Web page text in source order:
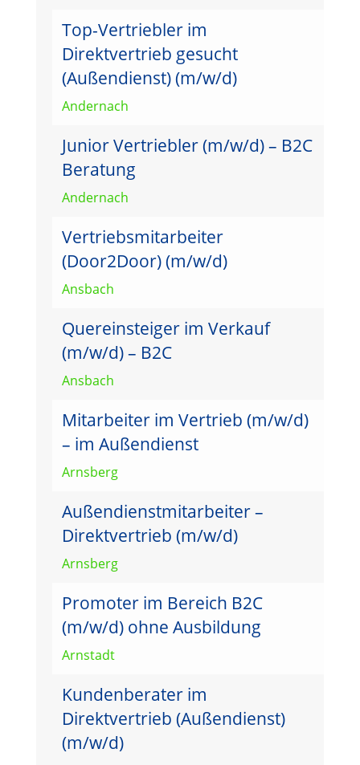
Top-Vertriebler im
Direktvertrieb gesucht
(Außendienst) (m/w/d)
Andernach
Junior Vertriebler (m/w/d) – B2C
Beratung
Andernach
Vertriebsmitarbeiter
(Door2Door) (m/w/d)
Ansbach
Quereinsteiger im Verkauf
(m/w/d) – B2C
Ansbach
Mitarbeiter im Vertrieb (m/w/d)
– im Außendienst
Arnsberg
Außendienstmitarbeiter –
Direktvertrieb (m/w/d)
Arnsberg
Promoter im Bereich B2C
(m/w/d) ohne Ausbildung
Arnstadt
Kundenberater im
Direktvertrieb (Außendienst)
(m/w/d)